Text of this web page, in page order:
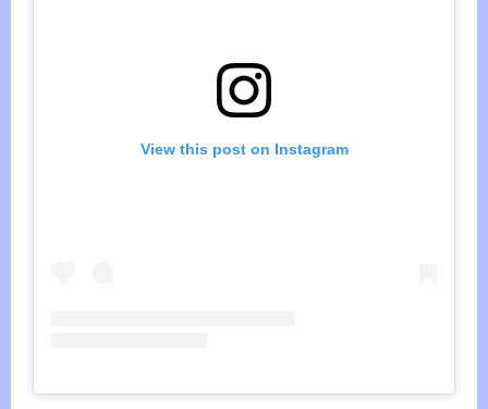
View this post on Instagram